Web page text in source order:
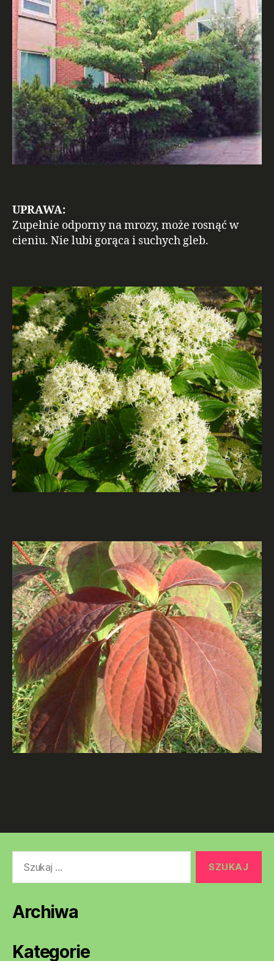
UPRAWA:
Zupełnie odporny na mrozy, może rosnąć w
cieniu. Nie lubi gorąca i suchych gleb.
Archiwa
Kategorie